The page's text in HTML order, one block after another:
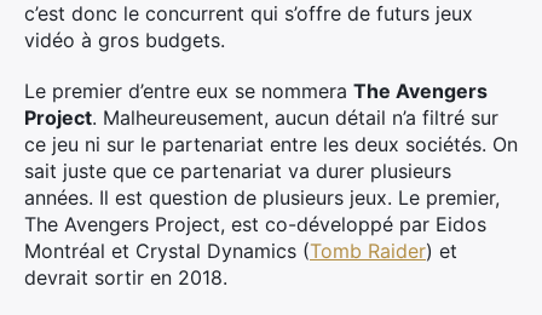
c’est donc le concurrent qui s’offre de futurs jeux
vidéo à gros budgets.
Le premier d’entre eux se nommera The Avengers
Project. Malheureusement, aucun détail n’a filtré sur
ce jeu ni sur le partenariat entre les deux sociétés. On
sait juste que ce partenariat va durer plusieurs
années. Il est question de plusieurs jeux. Le premier,
The Avengers Project, est co-développé par Eidos
Montréal et Crystal Dynamics (Tomb Raider) et
devrait sortir en 2018.